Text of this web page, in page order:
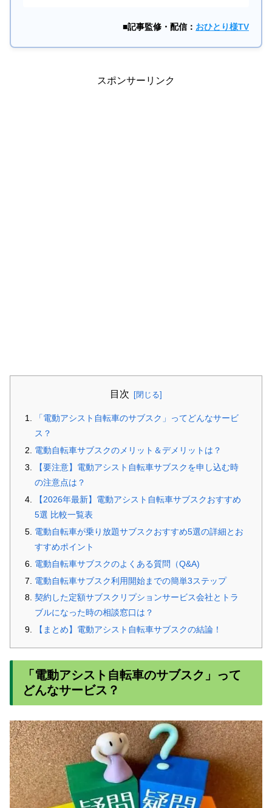
■記事監修・配信： おひとり様TV
スポンサーリンク
目次
「電動アシスト自転車のサブスク」ってどんなサービ
ス？
電動自転車サブスクのメリット＆デメリットは？
【要注意】電動アシスト自転車サブスクを申し込む時
の注意点は？
【2026年最新】電動アシスト自転車サブスクおすすめ
5選 比較一覧表
電動自転車が乗り放題サブスクおすすめ5選の詳細とお
すすめポイント
電動自転車サブスクのよくある質問（Q&A)
電動自転車サブスク利用開始までの簡単3ステップ
契約した定額サブスクリプションサービス会社とトラ
ブルになった時の相談窓口は？
【まとめ】電動アシスト自転車サブスクの結論！
「電動アシスト自転車のサブスク」って
どんなサービス？